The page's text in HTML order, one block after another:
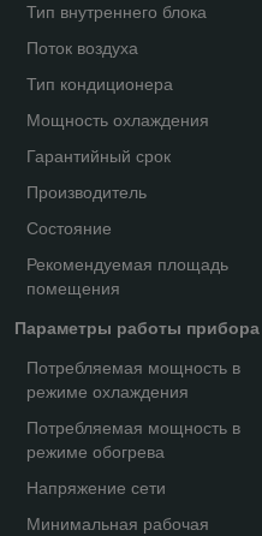
Тип внутреннего блока
Поток воздуха
Тип кондиционера
Мощность охлаждения
Гарантийный срок
Производитель
Состояние
Рекомендуемая площадь
помещения
Параметры работы прибора
Потребляемая мощность в
режиме охлаждения
Потребляемая мощность в
режиме обогрева
Напряжение сети
Минимальная рабочая